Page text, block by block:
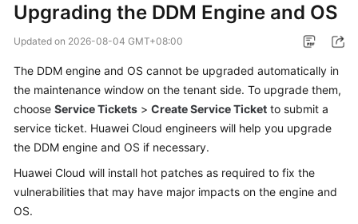
New
Bulletin
Service
Overview
Getting
Started
Upgrading the DDM Engine and OS
Updated on 2026-08-04 GMT+08:00
The DDM engine and OS cannot be upgraded automatically in
the maintenance window on the tenant side. To upgrade them,
choose Service Tickets > Create Service Ticket to submit a
service ticket. Huawei Cloud engineers will help you upgrade
the DDM engine and OS if necessary.
Huawei Cloud will install hot patches as required to fix the
vulnerabilities that may have major impacts on the engine and
OS.